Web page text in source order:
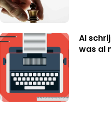
AI
was al